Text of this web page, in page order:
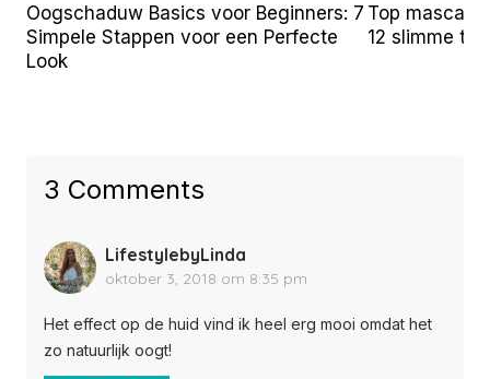
Oogschaduw Basics voor Beginners: 7
Simpele Stappen voor een Perfecte
Look
Top
12 slimme
3 Comments
LifestylebyLinda
oktober 3, 2018 om 8:35 pm
Het effect op de huid vind ik heel erg mooi omdat het
zo natuurlijk oogt!